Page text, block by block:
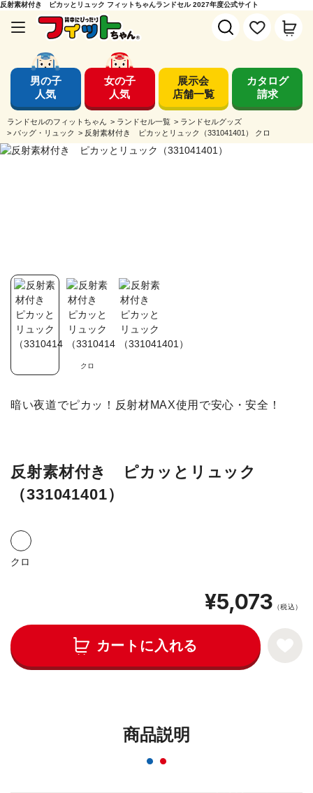
反射素材付き ピカッとリュック フィットちゃんランドセル 2027年度公式サイト
男の子
人気
女の子
人気
展示会
店舗一覧
カタログ
請求
ランドセルのフィットちゃん > ランドセル一覧 > ランドセルグッズ
> バッグ・リュック > 反射素材付き ピカッとリュック（331041401） クロ
クロ
暗い夜道でピカッ！反射材MAX使用で安心・安全！
反射素材付き ピカッとリュック
（331041401）
クロ
¥5,073 （税込）
カートに入れる
商品説明